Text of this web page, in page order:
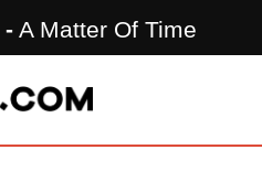
A Matter Of Time